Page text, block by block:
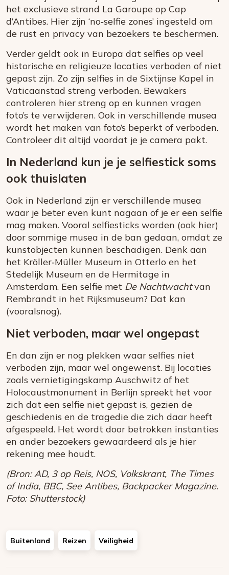
het exclusieve strand La Garoupe op Cap
d’Antibes. Hier zijn ‘no‑selfie zones’ ingesteld om
de rust en privacy van bezoekers te beschermen.
Verder geldt ook in Europa dat selfies op veel
historische en religieuze locaties verboden of niet
gepast zijn. Zo zijn selfies in de Sixtijnse Kapel in
Vaticaanstad streng verboden. Bewakers
controleren hier streng op en kunnen vragen
foto’s te verwijderen. Ook in verschillende musea
wordt het maken van foto’s beperkt of verboden.
Controleer dit altijd voordat je je camera pakt.
In Nederland kun je je selfiestick soms
ook thuislaten
Ook in Nederland zijn er verschillende musea
waar je beter even kunt nagaan of je er een selfie
mag maken. Vooral selfiesticks worden (ook hier)
door sommige musea in de ban gedaan, omdat ze
kunstobjecten kunnen beschadigen. Denk aan
het Kröller‑Müller Museum in Otterlo en het
Stedelijk Museum en de Hermitage in
Amsterdam. Een selfie met De Nachtwachtvan
Rembrandt in het Rijksmuseum? Dat kan
(vooralsnog).
Niet verboden, maar wel ongepast
En dan zijn er nog plekken waar selfies niet
verboden zijn, maar wel ongewenst. Bij locaties
zoals vernietigingskamp Auschwitz of het
Holocaustmonument in Berlijn spreekt het voor
zich dat een selfie niet gepast is, gezien de
geschiedenis en de tragedie die zich daar heeft
afgespeeld. Het wordt door betrokken instanties
en ander bezoekers gewaardeerd als je hier
rekening mee houdt.
(Bron: AD, 3 op Reis, NOS, Volkskrant, The Times
of India, BBC, See Antibes, Backpacker Magazine.
Foto: Shutterstock)
Buitenland Reizen Veiligheid